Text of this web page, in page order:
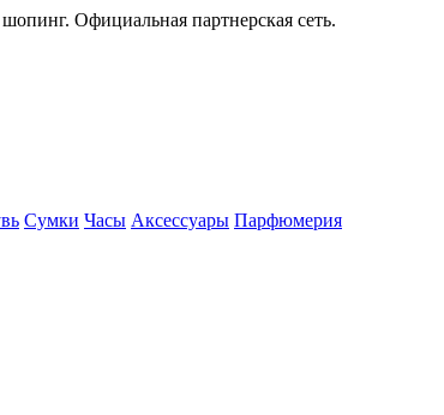
Официальная партнерская сеть.
Сумки Часы Аксессуары Парфюмерия